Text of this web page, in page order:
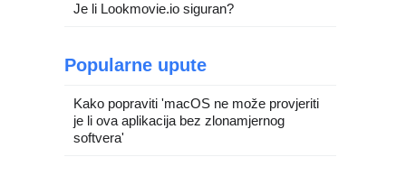
Je li Lookmovie.io siguran?
Popularne upute
Kako popraviti 'macOS ne može provjeriti
je li ova aplikacija bez zlonamjernog
softvera'